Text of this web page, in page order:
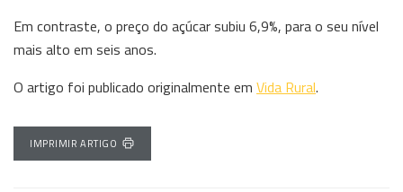
Em contraste, o preço do açúcar subiu 6,9%, para o seu nível
mais alto em seis anos.
O artigo foi publicado originalmente em Vida Rural.
IMPRIMIR ARTIGO